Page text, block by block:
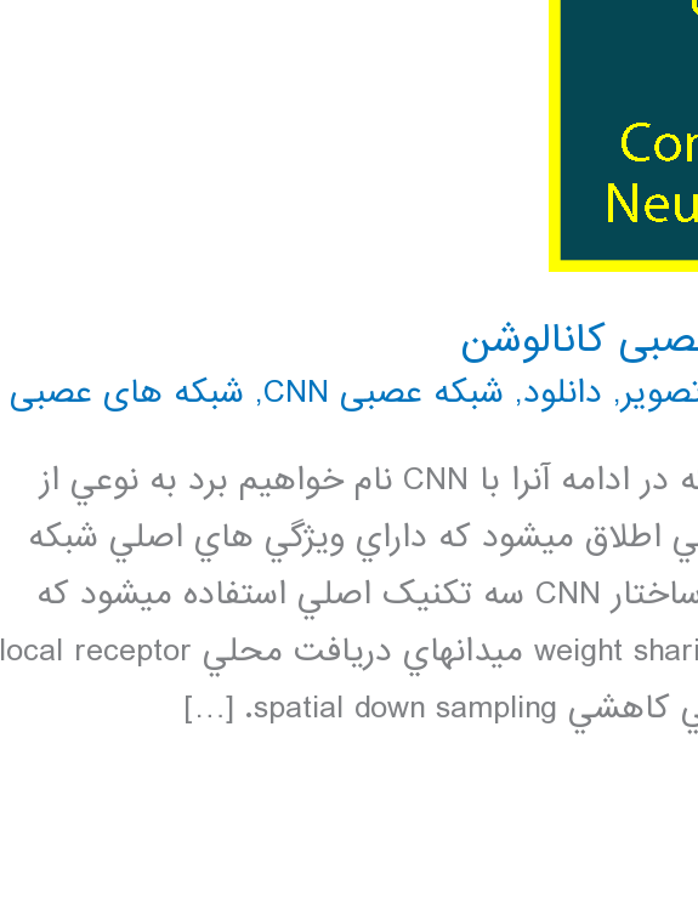
کانالوشن
, دانلود, شبکه عصبی CNN , شبکه های عصبی
شبکه عصبي کانولوشني که در ادامه آنرا با CNN نام خواهيم برد به نوعي از
ميشود که داراي ويژگي هاي اصلي شبکه
neocognitron ميباشد. درساختار CNN سه تکنيک اصلي استفاده ميشود که
عبارتند از:اشتراک وزنهاweight sharing ميدانهاي دريافت محلي local receptor